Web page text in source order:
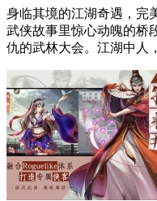
身临其境的江湖奇遇，完
武侠故事里惊心动魄的桥
仇的武林大会。江湖中人